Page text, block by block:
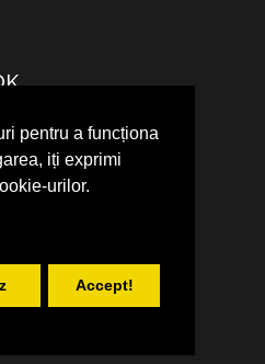
pentru a funcționa
iți exprimi
urilor.
Accept!